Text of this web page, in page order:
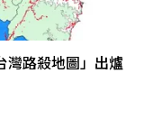
灣路殺地圖」出爐